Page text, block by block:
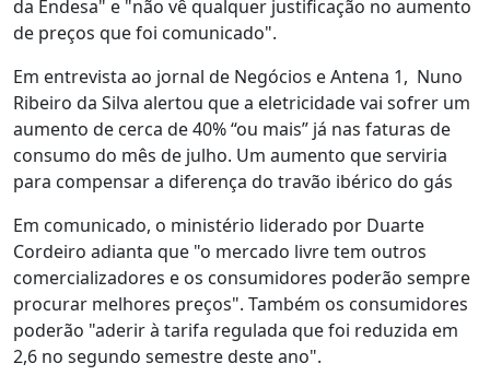
da Endesa" e "não vê qualquer justificação no aumento
de preços que foi comunicado".
Em entrevista ao jornal de Negócios e Antena 1, Nuno
Ribeiro da Silva alertou que a eletricidade vai sofrer um
aumento de cerca de 40% “ou mais” já nas faturas de
consumo do mês de julho. Um aumento que serviria
para compensar a diferença do travão ibérico do gás
Em comunicado, o ministério liderado por Duarte
Cordeiro adianta que "o mercado livre tem outros
comercializadores e os consumidores poderão sempre
procurar melhores preços". Também os consumidores
poderão "aderir à tarifa regulada que foi reduzida em
2,6 no segundo semestre deste ano".